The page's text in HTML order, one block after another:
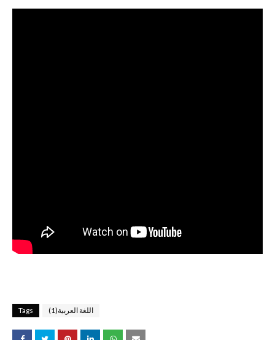
Tags اللغة العربية(1)